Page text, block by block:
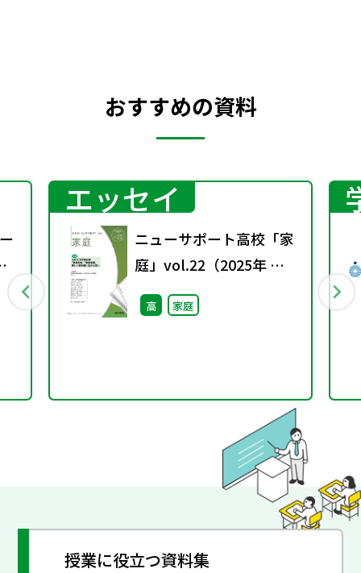
おすすめの資料
エッセイ
ニューサポート高校「家
庭」vol.22（2025年 春
号）
高 家庭
授業に役立つ資料集